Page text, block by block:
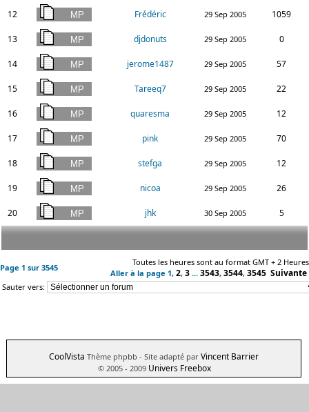
12 Frédéric 29 Sep 2005 1059
13 djdonuts 29 Sep 2005 0
14 jerome1487 29 Sep 2005 57
15 Tareeq7 29 Sep 2005 22
16 quaresma 29 Sep 2005 12
17 pink 29 Sep 2005 70
18 stefga 29 Sep 2005 12
19 nicoa 29 Sep 2005 26
20 jhk 30 Sep 2005 5
Page 1 sur 3545
Toutes les heures sont au format GMT + 2 Heures
Aller à la page 1, 2, 3 ... 3543, 3544, 3545 Suivante
Sauter vers:
CoolVista Thème phpbb - Site adapté par Vincent Barrier
© 2005 - 2009 Univers Freebox